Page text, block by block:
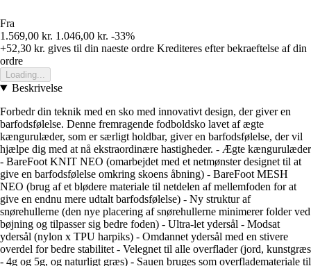
Fra
1.569,00 kr. 1.046,00 kr. -33%
+52,30 kr. gives til din naeste ordre Krediteres efter bekraeftelse af din
ordre
Loading...
Beskrivelse
Forbedr din teknik med en sko med innovativt design, der giver en
barfodsfølelse. Denne fremragende fodboldsko lavet af ægte
kængurulæder, som er særligt holdbar, giver en barfodsfølelse, der vil
hjælpe dig med at nå ekstraordinære hastigheder. - Ægte kængurulæder
- BareFoot KNIT NEO (omarbejdet med et netmønster designet til at
give en barfodsfølelse omkring skoens åbning) - BareFoot MESH
NEO (brug af et blødere materiale til netdelen af mellemfoden for at
give en endnu mere udtalt barfodsfølelse) - Ny struktur af
snørehullerne (den nye placering af snørehullerne minimerer folder ved
bøjning og tilpasser sig bedre foden) - Ultra-let ydersål - Modsat
ydersål (nylon x TPU harpiks) - Omdannet ydersål med en stivere
overdel for bedre stabilitet - Velegnet til alle overflader (jord, kunstgræs
- 4g og 5g, og naturligt græs) - Sauen bruges som overflademateriale til